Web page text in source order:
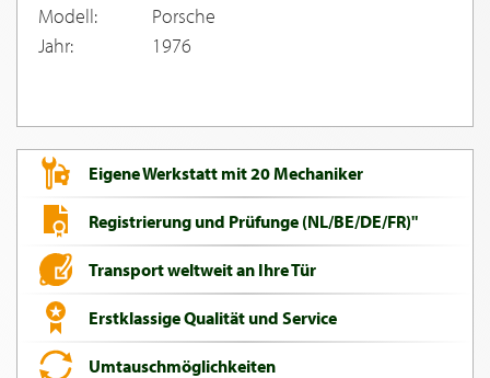
Modell:
Porsche
Jahr:
1976
Eigene Werkstatt mit 20 Mechaniker
Registrierung und Prüfunge (NL/BE/DE/FR)"
Transport weltweit an Ihre Tür
Erstklassige Qualität und Service
Umtauschmöglichkeiten